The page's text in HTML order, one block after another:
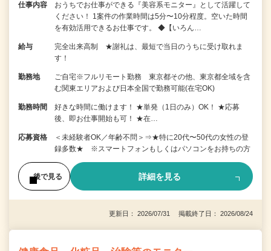
仕事内容
おうちでお仕事ができる『美容系モニター』として活躍して
ください！ 1案件の作業時間は5分〜10分程度。空いた時間
を有効活用できるお仕事です。 ◆【いろん…
給与
完全出来高制 ★謝礼は、最短で当日のうちに受け取れま
す！
勤務地
ご自宅※フルリモート勤務 東京都その他、東京都全域を含
む関東エリアおよび日本全国で勤務可能(在宅OK)
勤務時間
好きな時間に働けます！ ★単発（1日のみ）OK！ ★応募
後、即お仕事開始も可！ ★在…
応募資格
＜未経験者OK／年齢不問＞⇒★特に20代〜50代の女性の登
録多数★ ※スマートフォンもしくはパソコンをお持ちの方
後で見る 詳細を見る
更新日： 2026/07/31 掲載終了日： 2026/08/24